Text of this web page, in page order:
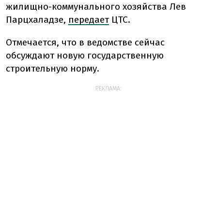
жилищно-коммунального хозяйства Лев
Парцхаладзе, передаетЦТС.
Отмечается, что в ведомстве сейчас
обсуждают новую государственную
строительную норму.
РЕКЛАМА: